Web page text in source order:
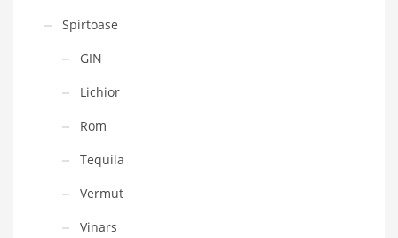
Spirtoase
GIN
Lichior
Rom
Tequila
Vermut
Vinars